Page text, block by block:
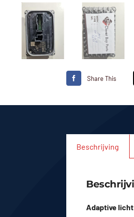
Share This
Beschrijving
Adaptive